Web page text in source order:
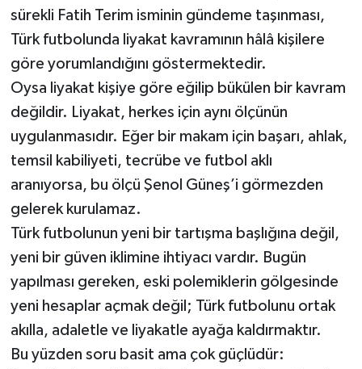
sürekli Fatih Terim isminin gündeme taşınması,
Türk futbolunda liyakat kavramının hâlâ kişilere
göre yorumlandığını göstermektedir.
Oysa liyakat kişiye göre eğilip bükülen bir kavram
değildir. Liyakat, herkes için aynı ölçünün
uygulanmasıdır. Eğer bir makam için başarı, ahlak,
temsil kabiliyeti, tecrübe ve futbol aklı
aranıyorsa, bu ölçü Şenol Güneş’i görmezden
gelerek kurulamaz.
Türk futbolunun yeni bir tartışma başlığına değil,
yeni bir güven iklimine ihtiyacı vardır. Bugün
yapılması gereken, eski polemiklerin gölgesinde
yeni hesaplar açmak değil; Türk futbolunu ortak
akılla, adaletle ve liyakatle ayağa kaldırmaktır.
Bu yüzden soru basit ama çok güçlüdür: